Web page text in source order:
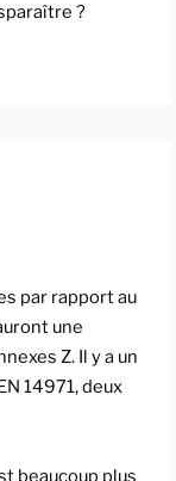
?
par rapport au
une
Z. Il y a un
14971, deux
beaucoup plus